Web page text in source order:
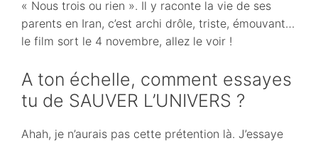
« Nous trois ou rien ». Il y raconte la vie de ses
parents en Iran, c’est archi drôle, triste, émouvant…
le film sort le 4 novembre, allez le voir !
A ton échelle, comment essayes
tu de SAUVER L’UNIVERS ?
Ahah, je n’aurais pas cette prétention là. J’essaye